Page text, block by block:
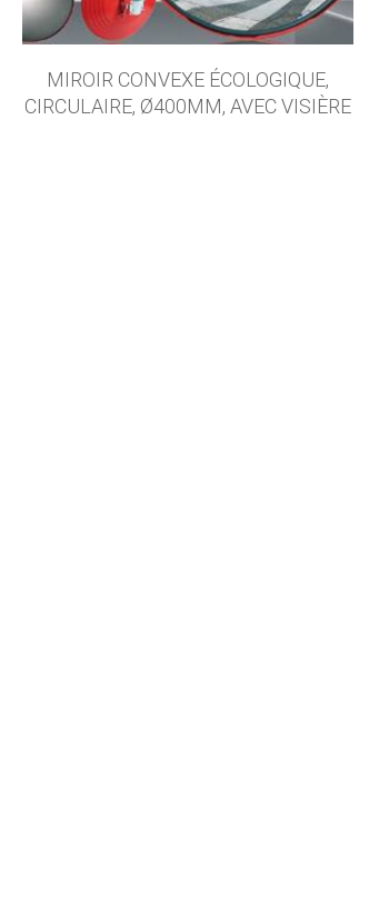
MIROIR CONVEXE ÉCOLOGIQUE,
CIRCULAIRE, Ø400MM, AVEC VISIÈRE